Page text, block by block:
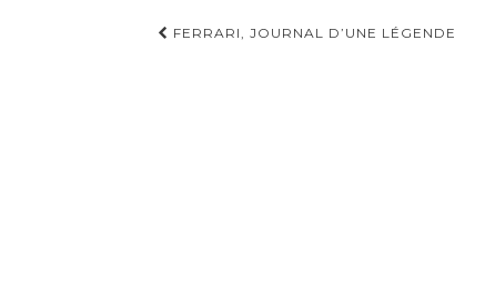
Navegación
FERRARI, JOURNAL D’UNE LÉGENDE